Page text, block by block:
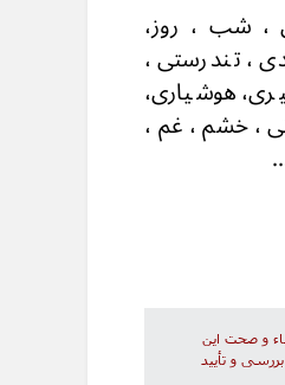
، شب ، روز،
، تندرستی ،
هوشیاری،
، خشم ، غم ،
و صحت این
و تأیید